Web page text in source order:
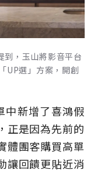
到，玉山將影音平台
UP選」方案，開創
中新增了喜鴻假
正是因為先前的
體團客購買高單
讓回饋更貼近消